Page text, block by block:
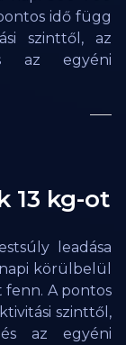
idő függ
szinttől, az
az egyéni
13 kg-ot
leadása
körülbelül
fenn. A pontos
szinttől,
az egyéni